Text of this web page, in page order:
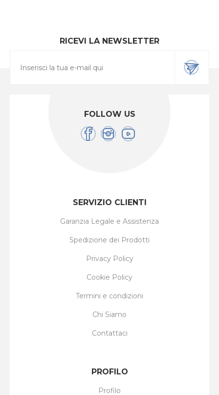
RICEVI LA NEWSLETTER
FOLLOW US
SERVIZIO CLIENTI
Garanzia Legale e Assistenza
Spedizione dei Prodotti
Privacy Policy
Cookie Policy
Termini e condizioni
Chi Siamo
Contattaci
PROFILO
Profilo